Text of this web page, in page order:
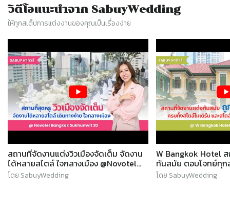
สุดๆคือเป้ เป็นคนชวนเราและ
เพื่อนๆออกไปเล่นไฟเย็นกัน หลัง
จากฝนหยุดตก เพื่อเก็บภาพสวยๆ
ด้านนอก คือเราเองก็เพลินจนลืม
ไปว่าควรทำสิ่งนี้ก่อนปารตี้ แต่เป้
ไม่ลืม ปลื้มเลย ทำงานเกินราคา
มากกกก รู้สึกดีใจที่เราเลือกทีมนี้
มี10 ให้10 เต็ม
วิดีโอแนะนำจาก SabuyWedding
ให้ทุกสเต็ปการแต่งงานของคุณเป็นเรื่องง่าย
Slide 1 of 77
สถานที่จัดงานแต่งวิวเมืองจัดเต็ม จัดงาน
ได้หลายสไตล์ ใจกลางเมือง @Novotel
Sukhumvit 20 l SABUYWEDDING
โดย SabuyWedding
W Bangkok Hotel
ทันสมัย ตอบโจทย์ทุก
SABUYWEDDING
โดย SabuyWedding